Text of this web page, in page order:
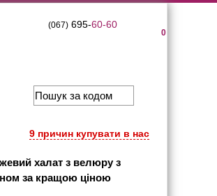
0
(067)695-60-60
9 причин купувати в нас
халат з велюру з
за кращою ціною